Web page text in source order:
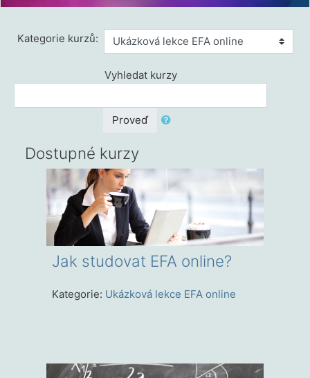
Kategorie kurzů:
Vyhledat kurzy
Proveď
Dostupné kurzy
Jak studovat EFA online?
Kategorie: Ukázková lekce EFA online